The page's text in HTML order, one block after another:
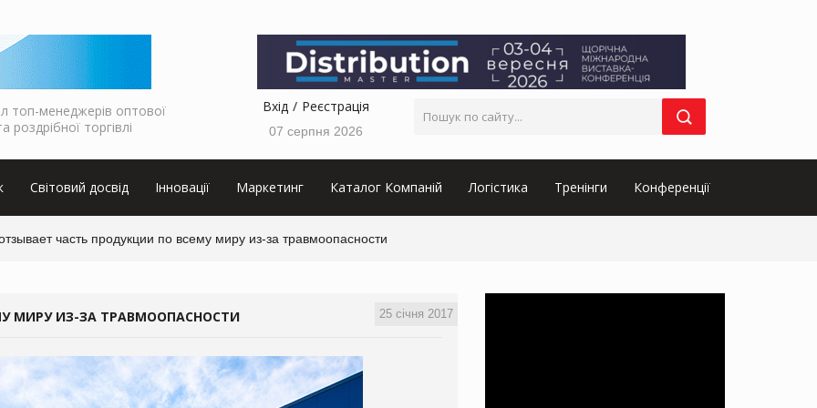
топ-менеджерів оптової
роздрібної торгівлі
Вхід Реєстрація
07 серпня 2026
Світовий досвід Інновації Маркетинг Каталог Компаній Логістика Тренінги Конференції
часть продукции по всему миру из-за травмоопасности
25 січня 2017
МИРУ ИЗ-ЗА ТРАВМООПАСНОСТИ